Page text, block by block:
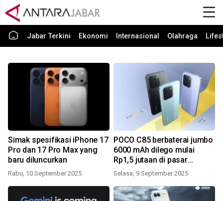
Jabar Terkini Ekonomi Internasional Olahraga
Simak spesifikasi iPhone 17
Pro dan 17 Pro Max yang
baru diluncurkan
Rabu, 10 September 2025
POCO C85 berbaterai jumbo
6000 mAh dilego mulai
Rp1,5 jutaan di pasar
Indonesia
Selasa, 9 September 2025